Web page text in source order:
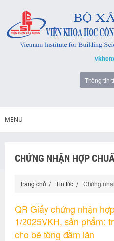
MENU
CHỨNG NHẬN HỢP
Trang chủ Tin tức Chứng
QR Giấy chứng nhận
1/2025VKH, sản phẩm:
cho bê tông đầm lăn